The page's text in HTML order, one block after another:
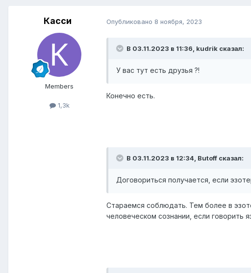
Касси
Members
1,3k
Опубликовано 8 ноября, 2023
В 03.11.2023 в 11:36, kudrik сказал:
У вас тут есть друзья ?!
Конечно есть.
В 03.11.2023 в 12:34, Butoff сказал:
Договориться получается, если
Стараемся соблюдать. Тем более в
человеческом сознании, если говорить